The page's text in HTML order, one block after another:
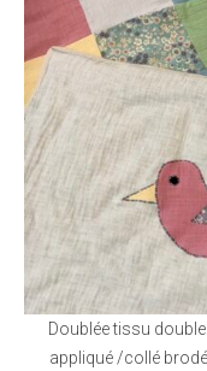
Doublée tissu
appliqué /collé